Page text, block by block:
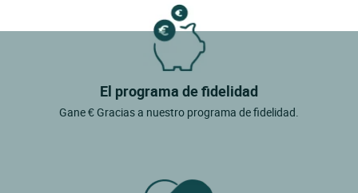
El programa de fidelidad
Gane € Gracias a nuestro programa de fidelidad.